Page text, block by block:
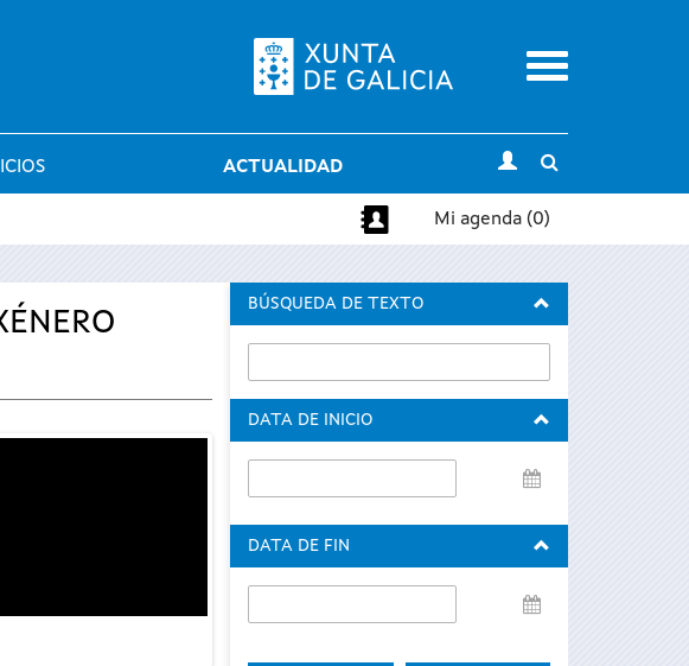
Menu
ACTUALIDAD
search
Mi agenda (0)
BÚSQUEDA DE TEXTO
DATA DE INICIO
de
DATA DE FIN
de